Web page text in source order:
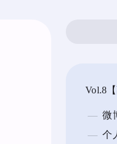
Vol.8
微
个